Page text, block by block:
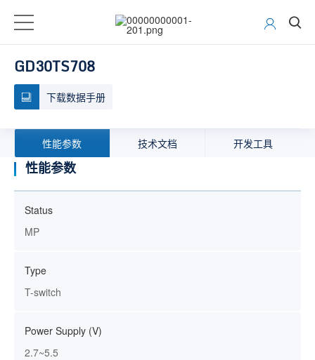
GD30TS708
下载数据手册
性能参数 技术文档 开发工具
性能参数
Status
MP
Type
T-switch
Power Supply (V)
2.7~5.5